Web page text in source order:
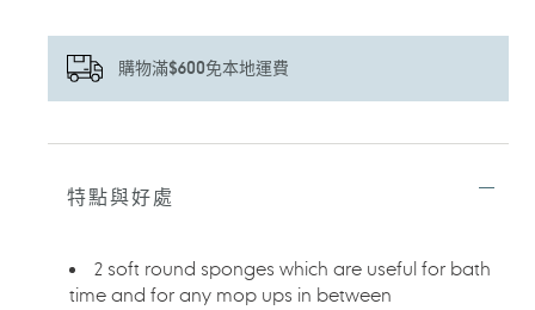
購物滿$600免本地運費
正
特點與好處
2 soft round sponges which are useful for bath
time and for any mop ups in between